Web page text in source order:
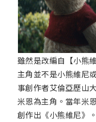
雖然是改編自【小熊
主角並不是小熊維尼
事創作者艾倫亞歷山
米恩為主角。當年米
創作出《小熊維尼》